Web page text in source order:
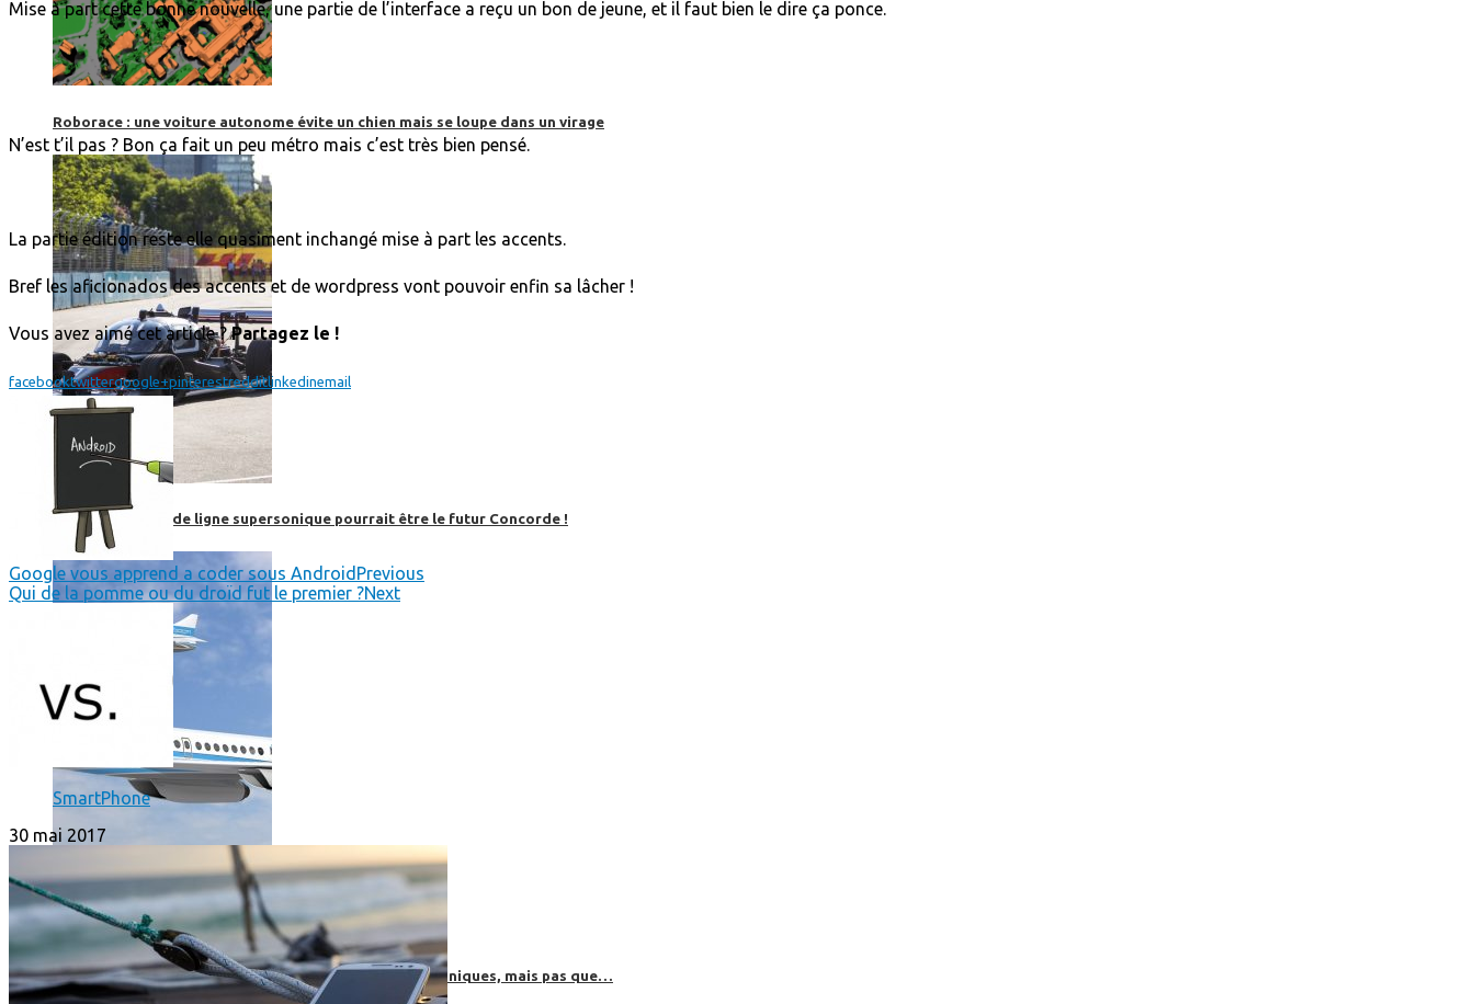
Roborace : une voiture autonome évite un chien mais se loupe dans un virage
Boom, cet avion de ligne supersonique pourrait être le futur Concorde !
High-Tech
High-Tech
Les circuits imprimés, le coeur de nos appareils électroniques, mais pas que…
Mise à part cette bonne nouvelle, une partie de l’interface a reçu un bon de jeune, et il faut bien le dire ça ponce.
N’est t’il pas ? Bon ça fait un peu métro mais c’est très bien pensé.
La partie édition reste elle quasiment inchangé mise à part les accents.
Bref les aficionados des accents et de wordpress vont pouvoir enfin sa lâcher !
Vous avez aimé cet article ?Partagez le !
facebooktwittergoogle+pinterestredditlinkedinemail
Google vous apprend a coder sous Android Previous
Qui de la pomme ou du droïd fut le premier ?Next
SmartPhone
30 mai 2017